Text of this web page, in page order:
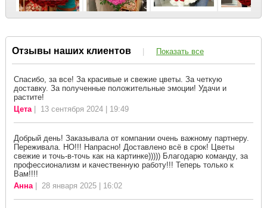
Отзывы наших клиентов | Показать все
Спасибо, за все! За красивые и свежие цветы. За четкую
доставку. За полученные положительные эмоции! Удачи и
растите!
Цета| 13 сентября 2024 | 19:49
Добрый день! Заказывала от компании очень важному партнеру.
Переживала. НО!!! Напрасно! Доставлено всё в срок! Цветы
свежие и точь-в-точь как на картинке))))) Благодарю команду, за
профессионализм и качественную работу!!! Теперь только к
Вам!!!!
Анна| 28 января 2025 | 16:02